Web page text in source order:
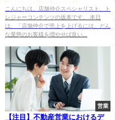
こんにちは。店舗仲介スペシャリスト、ト
レジャーコンテンツの坂本です。 本日
は、「店舗仲介で売上を上げるには、どん
な業態のお客様を増やせば良い...
営業
【注目】不動産営業におけるデ